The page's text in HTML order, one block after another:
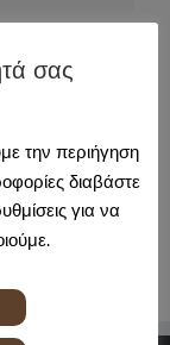
σας
την περιήγηση
διαβάστε
για να